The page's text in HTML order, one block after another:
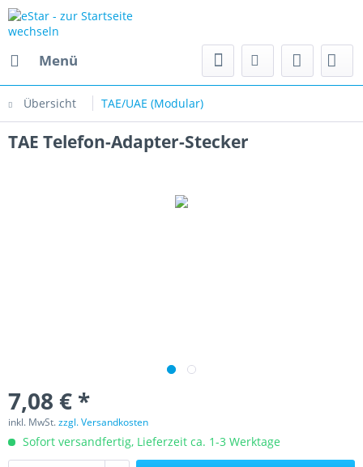
Menü
Übersicht TAE/UAE (Modular)
TAE Telefon-Adapter-Stecker
7,08 € *
inkl. MwSt.zzgl. Versandkosten
Sofort versandfertig, Lieferzeit ca. 1-3 Werktage